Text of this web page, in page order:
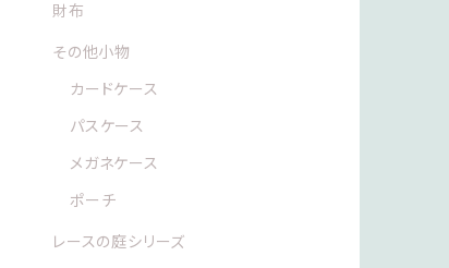
財布
その他小物
カードケース
パスケース
メガネケース
ポーチ
レースの庭シリーズ